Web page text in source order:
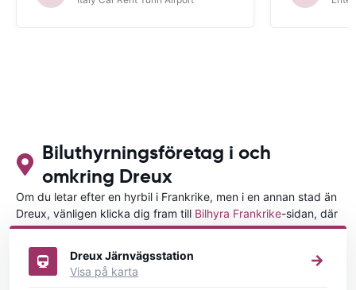
Biluthyrningsföretag i och
omkring Dreux
Om du letar efter en hyrbil i Frankrike, men i en annan stad än
Dreux, vänligen klicka dig fram till Bilhyra Frankrike-sidan, där
du kan välja i vilken stad i Frankrike du vill hyra en bil.
Dreux Järnvägsstation
Visa på karta